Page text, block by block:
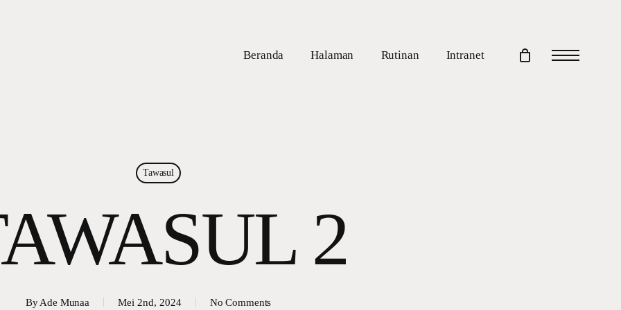
Beranda Halaman Rutinan Intranet Menu
Tawasul
2
By Ade Munaa Mei 2nd, 2024 No Comments